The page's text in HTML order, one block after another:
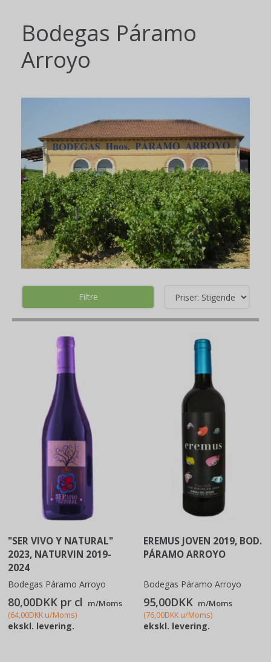
Bodegas Páramo
Arroyo
Filtre
"SER VIVO Y NATURAL"
2023, NATURVIN 2019-
2024
Bodegas Páramo Arroyo
80,00DKK pr cl m/Moms
(64,00DKK u/Moms)
ekskl. levering.
EREMUS JOVEN 2019, BOD.
PÁRAMO ARROYO
Bodegas Páramo Arroyo
95,00DKK m/Moms
(76,00DKK u/Moms)
ekskl. levering.